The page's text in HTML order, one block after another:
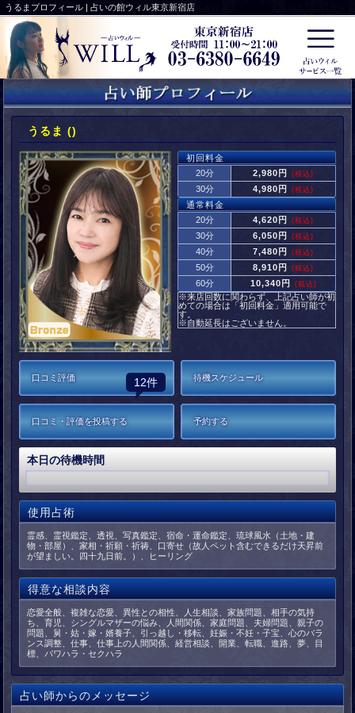
うるまプロフィール | 占いの館ウィル東京新宿店
うるま ()
初回料金
20分
2,980円 (税込)
30分 4,980円 (税込)
通常料金
20分
4,620円 (税込)
30分 6,050円 (税込)
40分 7,480円 (税込)
50分 8,910円 (税込)
60分 10,340円 (税込)
※来店回数に関わらず、上記占い師が初
めての場合は「初回料金」適用可能で
す。
※自動延長はございません。
口コミ評価 12件 待機スケジュール
口コミ・評価を投稿する 予約する
本日の待機時間
使用占術
霊感、霊視鑑定、透視、写真鑑定、宿命・運命鑑定、琉球風水（土地・建
物・部屋）、家相・祈願・祈祷、口寄せ（故人ペット含むできるだけ天昇前
が望ましい。四十九日前。）、ヒーリング
得意な相談内容
恋愛全般、複雑な恋愛、異性との相性、人生相談、家族問題、相手の気持
ち、育児、シングルマザーの悩み、人間関係、家庭問題、夫婦問題、親子の
問題、舅・姑・嫁・婿養子、引っ越し・移転、妊娠・不妊・子宝、心のバラ
ンス調整、仕事、仕事上の人間関係、経営相談、開業、転職、進路、夢、目
標、パワハラ・セクハラ
占い師からのメッセージ